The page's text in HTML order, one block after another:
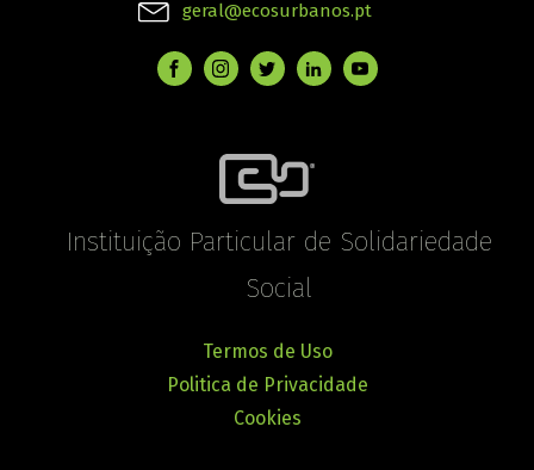
geral@ecosurbanos.pt
Instituição Particular de Solidariedade
Social
Termos de Uso
Politica de Privacidade
Cookies